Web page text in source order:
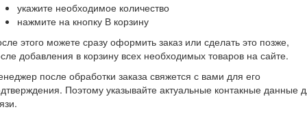
укажите необходимое количество
нажмите на кнопку В корзину
этого можете сразу оформить заказ или сделать это позже,
добавления в корзину всех необходимых товаров на сайте.
после обработки заказа свяжется с вами для его
Поэтому указывайте актуальные контакные данные